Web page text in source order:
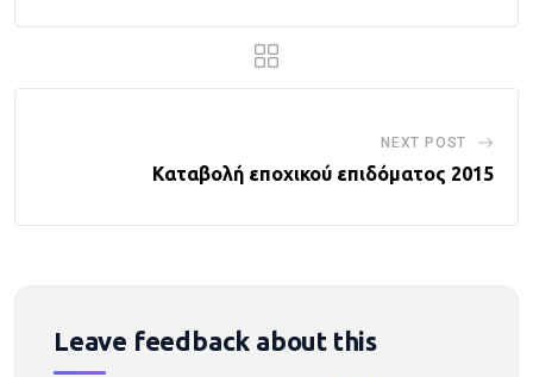
NEXT POST
Καταβολή εποχικού επιδόματος 2015
Leave feedback about this